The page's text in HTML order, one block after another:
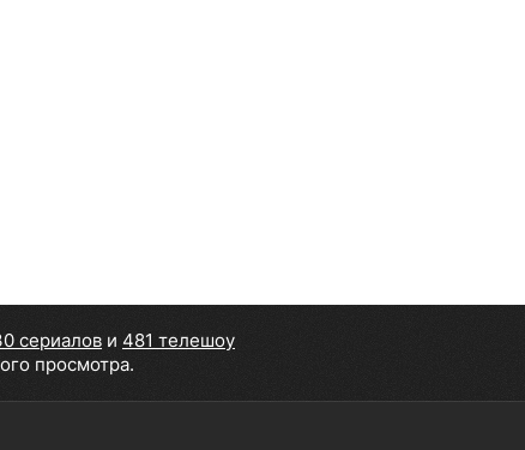
сериалов и 481 телешоу
просмотра.